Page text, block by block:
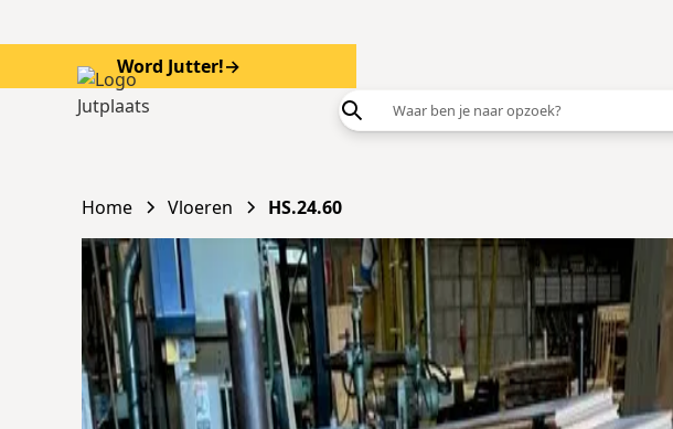
Word Jutter!→
Home Vloeren HS.24.60